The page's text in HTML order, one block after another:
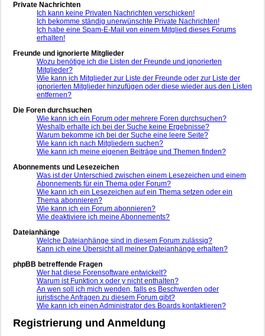
Private Nachrichten
Ich kann keine Privaten Nachrichten verschicken!
Ich bekomme ständig unerwünschte Private Nachrichten!
Ich habe eine Spam-E-Mail von einem Mitglied dieses Forums
erhalten!
Freunde und ignorierte Mitglieder
Wozu benötige ich die Listen der Freunde und ignorierten
Mitglieder?
Wie kann ich Mitglieder zur Liste der Freunde oder zur Liste der
ignorierten Mitglieder hinzufügen oder diese wieder aus den Listen
entfernen?
Die Foren durchsuchen
Wie kann ich ein Forum oder mehrere Foren durchsuchen?
Weshalb erhalte ich bei der Suche keine Ergebnisse?
Warum bekomme ich bei der Suche eine leere Seite?
Wie kann ich nach Mitgliedern suchen?
Wie kann ich meine eigenen Beiträge und Themen finden?
Abonnements und Lesezeichen
Was ist der Unterschied zwischen einem Lesezeichen und einem
Abonnements für ein Thema oder Forum?
Wie kann ich ein Lesezeichen auf ein Thema setzen oder ein
Thema abonnieren?
Wie kann ich ein Forum abonnieren?
Wie deaktiviere ich meine Abonnements?
Dateianhänge
Welche Dateianhänge sind in diesem Forum zulässig?
Kann ich eine Übersicht all meiner Dateianhänge erhalten?
phpBB betreffende Fragen
Wer hat diese Forensoftware entwickelt?
Warum ist Funktion x oder y nicht enthalten?
An wen soll ich mich wenden, falls es Beschwerden oder
juristische Anfragen zu diesem Forum gibt?
Wie kann ich einen Administrator des Boards kontaktieren?
Registrierung und Anmeldung